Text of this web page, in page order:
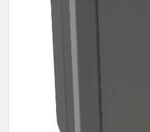
Électricité -
Énergie